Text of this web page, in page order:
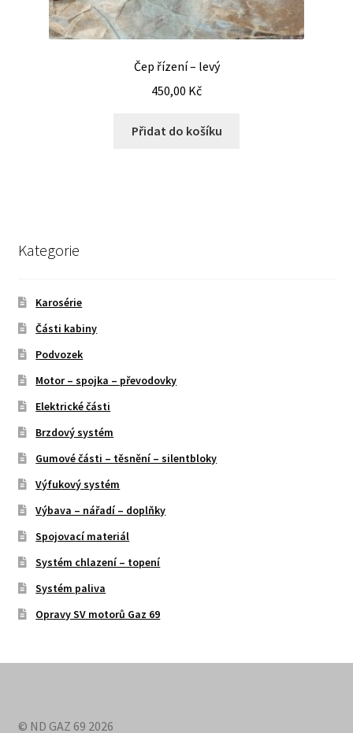
Čep řízení – levý
450,00 Kč
Přidat do košíku
Kategorie
Karosérie
Části kabiny
Podvozek
Motor – spojka – převodovky
Elektrické části
Brzdový systém
Gumové části – těsnění – silentbloky
Výfukový systém
Výbava – nářadí – doplňky
Spojovací materiál
Systém chlazení – topení
Systém paliva
Opravy SV motorů Gaz 69
© ND GAZ 69 2026